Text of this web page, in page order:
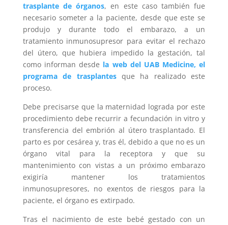
trasplante de órganos, en este caso también fue
necesario someter a la paciente, desde que este se
produjo y durante todo el embarazo, a un
tratamiento inmunosupresor para evitar el rechazo
del útero, que hubiera impedido la gestación, tal
como informan desde la web del UAB Medicine, el
programa de trasplantesque ha realizado este
proceso.
Debe precisarse que la maternidad lograda por este
procedimiento debe recurrir a fecundación in vitro y
transferencia del embrión al útero trasplantado. El
parto es por cesárea y, tras él, debido a que no es un
órgano vital para la receptora y que su
mantenimiento con vistas a un próximo embarazo
exigiría mantener los tratamientos
inmunosupresores, no exentos de riesgos para la
paciente, el órgano es extirpado.
Tras el nacimiento de este bebé gestado con un